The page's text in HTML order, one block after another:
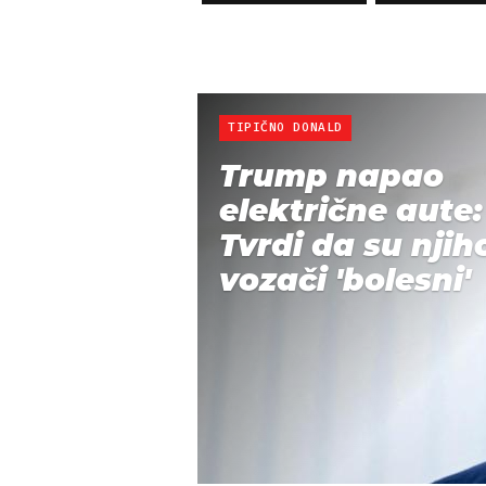
TIPIČNO DONALD
Trump napao
električne aute:
Tvrdi da su
vozači 'bolesni'